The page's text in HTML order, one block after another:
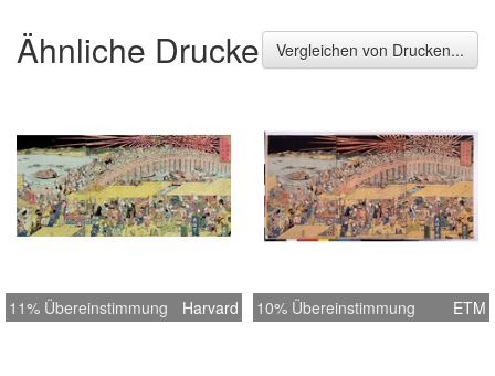
Ähnliche Drucke Vergleichen von Drucken...
11% Übereinstimmung Harvard 10% Übereinstimmung ETM